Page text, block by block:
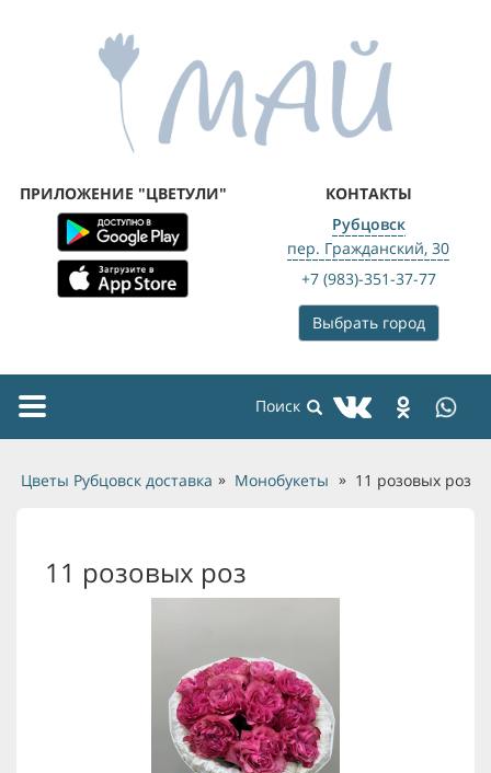
ПРИЛОЖЕНИЕ "ЦВЕТУЛИ"
КОНТАКТЫ
Рубцовск
пер. Гражданский, 30
+7 (983)-351-37-77
Выбрать город
Toggle
Цветы Рубцовск доставка Монобукеты 11 розовых роз
11 розовых роз